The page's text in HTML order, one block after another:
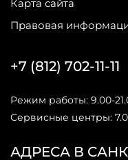
Карта сайта
Правовая
АДРЕСА В
+7 (812) 702-11-11
Режим работы: 9.00-
Сервисные центры: